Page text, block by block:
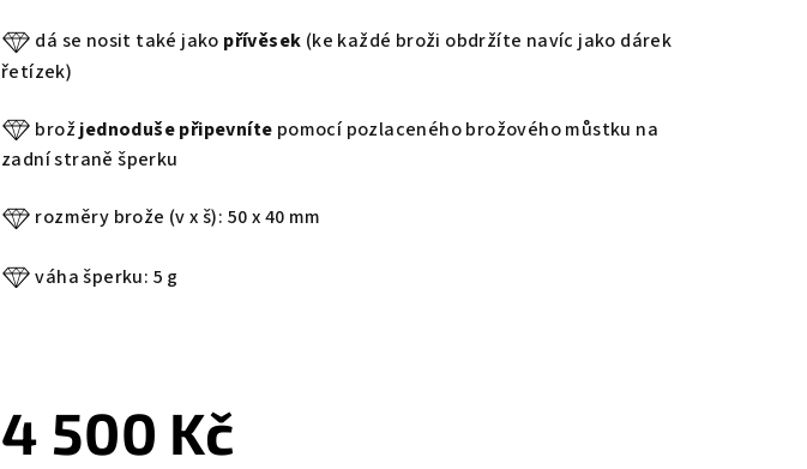
dá se nosit také jako přívěsek (ke každé broži obdržíte navíc jako dárek
řetízek)
brož jednoduše připevníte pomocí pozlaceného brožového můstku na
zadní straně šperku
rozměry brože (v x š): 50 x 40 mm
váha šperku: 5 g
4 500 Kč